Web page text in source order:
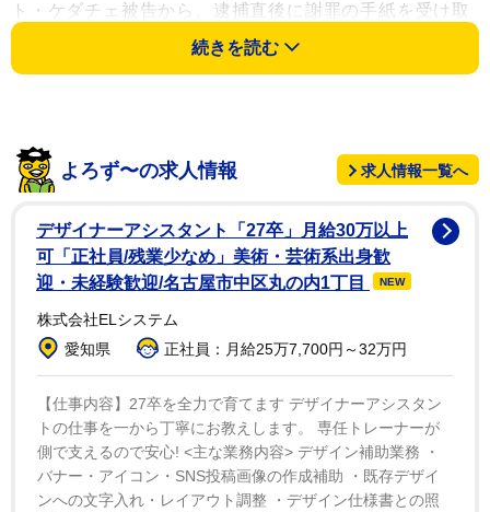
ト・ケダチェ被告から、逮捕直後に謝罪の手紙を受け取
ったというキムは、１３日に行われた裁判で「この経験
は私の人生、そして家族の人生を変えました」と振り返
気持ちも、トラウマも、そして私の人生が変わったこと
も、何も変わりません」と語った。
口をテープで塞がれバスルームに閉じ込められた際、
「絶対に死ぬと思った」と当時の心境を明かしたキムは
裁判の短い休憩中、被告が書いたメモを受け取ったそう
で、そこには「あなたの許しは、私を啓発してくれた太
陽の光です…永遠に感謝しています」と書かれていたと
いう。ケダチェ被告は、キムに「許し」を求めていたの
ではなく、自分がしたことをどれほど「後悔」している
かを知ってほしかったのだと主張した。
続きを読む
よろず〜の求人情報 求人情報一覧へ
デザイナーアシスタント「27卒」月給30万以上
可「正社員/残業少なめ」美術・芸術系出身歓
迎・未経験歓迎/名古屋市中区丸の内1丁目
NEW
株式会社ELシステム
愛知県
正社員：月給25万7,700円～32万円
【仕事内容】27卒を全力で育てます デザイナーアシスタン
トの仕事を一から丁寧にお教えします。 専任トレーナーが
側で支えるので安心! <主な業務内容> デザイン補助業務 ・
バナー・アイコン・SNS投稿画像の作成補助 ・既存デザイ
ンへの文字入れ・レイアウト調整 ・デザイン仕様書との照